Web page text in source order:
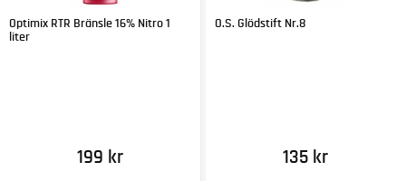
Optimix RTR Bränsle 16% Nitro 1
liter
199 kr
O.S. Glödstift Nr.8
135 kr